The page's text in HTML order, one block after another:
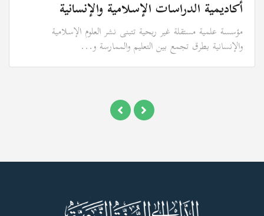
أكاديمية الدراسات الإسلامية والإنسانية
مؤسسة علمية مستقلة غير ربحية تتبنى نشر العلوم الإسلامية
والإنسانية بطرق تجمع بين التعليم والممارسة و...